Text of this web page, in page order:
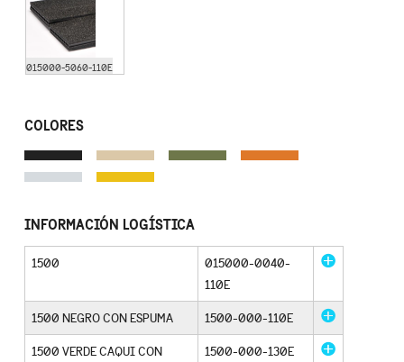
015000-5060-110E
COLORES
INFORMACIÓN LOGÍSTICA
1500
015000-0040-
110E
1500 NEGRO CON ESPUMA 1500-000-110E
1500 VERDE CAQUI CON
1500-000-130E